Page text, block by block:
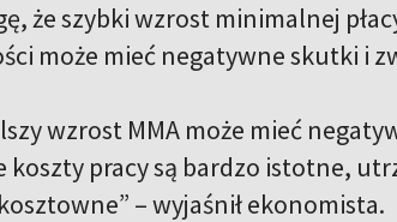
że szybki wzrost minimalnej
może mieć negatywne skutki i
wzrost MMA może mieć
koszty pracy są bardzo istotne,
– wyjaśnił ekonomista.